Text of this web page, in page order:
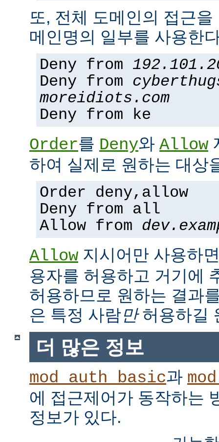
또, 전체 도메인의 접근
메인명의 일부를 사용한
Deny from
Deny from
moreidiots.com
Deny from ke
Order를 Deny와 Allow
하여 실제로 원하는 대상
Order deny,allow
Deny from all
Allow from
Allow 지시어만 사용하
용자를 허용하고 거기에
허용하므로 원하는 결과
은 특정 사람만허용하길
더 많은 정보
mod_auth_basic과
에 접근제어가 동작하는
정보가 있다.